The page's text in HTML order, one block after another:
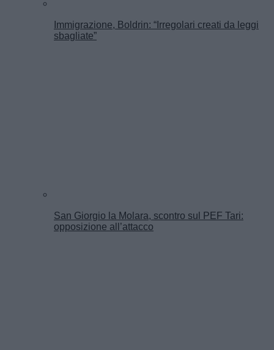
Immigrazione, Boldrin: “Irregolari creati da leggi
sbagliate”
San Giorgio la Molara, scontro sul PEF Tari:
opposizione all’attacco